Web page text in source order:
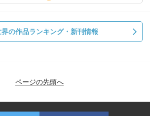
界の作品ランキング・新刊情報
ページの先頭へ